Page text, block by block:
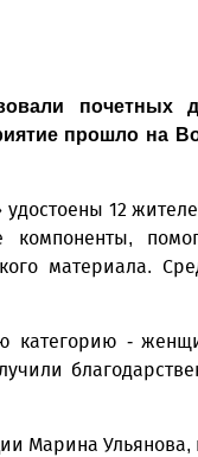
почетных
прошло на
12
материала.
категорию -
Марина